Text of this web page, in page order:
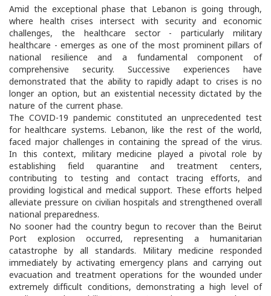
Amid the exceptional phase that Lebanon is going through,
where health crises intersect with security and economic
challenges, the healthcare sector - particularly military
healthcare - emerges as one of the most prominent pillars of
national resilience and a fundamental component of
comprehensive security. Successive experiences have
demonstrated that the ability to rapidly adapt to crises is no
longer an option, but an existential necessity dictated by the
nature of the current phase.
The COVID-19 pandemic constituted an unprecedented test
for healthcare systems. Lebanon, like the rest of the world,
faced major challenges in containing the spread of the virus.
In this context, military medicine played a pivotal role by
establishing field quarantine and treatment centers,
contributing to testing and contact tracing efforts, and
providing logistical and medical support. These efforts helped
alleviate pressure on civilian hospitals and strengthened overall
national preparedness.
No sooner had the country begun to recover than the Beirut
Port explosion occurred, representing a humanitarian
catastrophe by all standards. Military medicine responded
immediately by activating emergency plans and carrying out
evacuation and treatment operations for the wounded under
extremely difficult conditions, demonstrating a high level of